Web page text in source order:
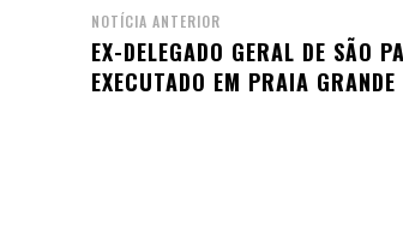
NOTÍCIA ANTERIOR
EX-DELEGADO GERAL DE SÃO
EXECUTADO EM PRAIA GRANDE